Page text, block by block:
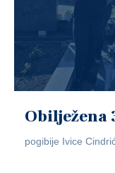
Obilježena
pogibije Ivice